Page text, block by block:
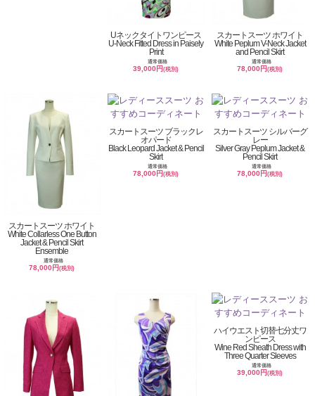
Uネックタイトワンピース
U-Neck Fitted Dress in Paisely
Print
通常価格
39,000円(税別)
スカートスーツ ホワイト
White Peplum V-Neck Jacket
and Pencil Skirt
通常価格
78,000円(税別)
スカートスーツ ホワイト
White Collarless One Button
Jacket & Pencil Skirt
Ensemble
通常価格
78,000円(税別)
スカートスーツ ブラックレ
オパード
Black Leopard Jacket & Pencil
Skirt
通常価格
78,000円(税別)
スカートスーツ シルバーグ
レー
Silver Gray Peplum Jacket &
Pencil Skirt
通常価格
78,000円(税別)
ハイウエスト切替七分丈ワ
ンピース
Wine Red Sheath Dress with
Three Quarter Sleeves
通常価格
39,000円(税別)